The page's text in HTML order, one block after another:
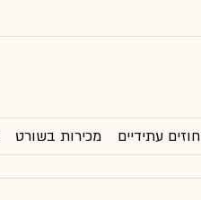
חוזים עתידיים מכירות בשורט